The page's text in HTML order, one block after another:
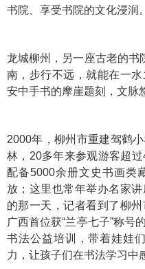
书院、享受书院的文化浸润
龙城柳州，另一座古老的书
南，步行不远，就能在一
安中手书的摩崖题刻，文脉
2000年，柳州市重建驾鹤
林，20多年来参观游客超
配备5000余册文史书画类
放；这里也常年举办名家
的那一天，记者看到了柳
广西首位获“兰亭七子”称号
书法公益培训，带着娃娃
力，让孩子们在书法学习中